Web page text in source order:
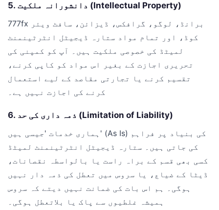
5. دانشورانہ ملکیت (Intellectual Property)
777fx برانڈ، لوگو، گرافکس، ڈیزائن، سافٹ ویئر
کوڈ، اور تمام مواد ستارہ ڈیجیٹل انٹرٹینمنٹ
لمیٹڈ کی خصوصی ملکیت ہیں۔ آپ کو کمپنی کی
تحریری اجازت کے بغیر اس مواد کو کاپی کرنے،
تقسیم کرنے یا تجارتی مقاصد کے لیے استعمال
کرنے کی اجازت نہیں ہے۔
6. ذمہ داری کی حد (Limitation of Liability)
ہماری خدمات 'جیسی ہیں' (As Is) کی بنیاد پر فراہم
کی جاتی ہیں۔ ستارہ ڈیجیٹل انٹرٹینمنٹ لمیٹڈ
کسی بھی قسم کے براہ راست یا بالواسطہ نقصانات،
ڈیٹا کے ضیاع، یا سروس میں تعطل کی ذمہ دار نہیں
ہوگی۔ ہم اس بات کی ضمانت نہیں دیتے کہ سروس
ہمیشہ غلطیوں سے پاک یا بلاتعطل ہوگی۔